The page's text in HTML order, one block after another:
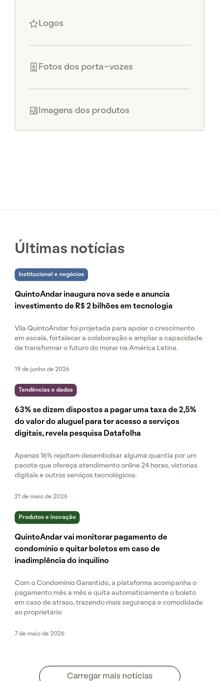
Logos
Fotos dos porta-vozes
Imagens dos produtos
Últimas notícias
Institucional e negócios
QuintoAndar inaugura nova sede e anuncia
investimento de R$ 2 bilhões em tecnologia
Vila QuintoAndar foi projetada para apoiar o crescimento
em escala, fortalecer a colaboração e ampliar a capacidade
de transformar o futuro do morar na América Latina.
19 de junho de 2026
Tendências e dados
63% se dizem dispostos a pagar uma taxa de 2,5%
do valor do aluguel para ter acesso a serviços
digitais, revela pesquisa Datafolha
Apenas 16% rejeitam desembolsar alguma quantia por um
pacote que ofereça atendimento online 24 horas, vistorias
digitais e outros serviços tecnológicos.
21 de maio de 2026
Produtos e inovação
QuintoAndar vai monitorar pagamento de
condomínio e quitar boletos em caso de
inadimplência do inquilino
Com o Condomínio Garantido, a plataforma acompanha o
pagamento mês a mês e quita automaticamente o boleto
em caso de atraso, trazendo mais segurança e comodidade
ao proprietário
7 de maio de 2026
Carregar mais notícias